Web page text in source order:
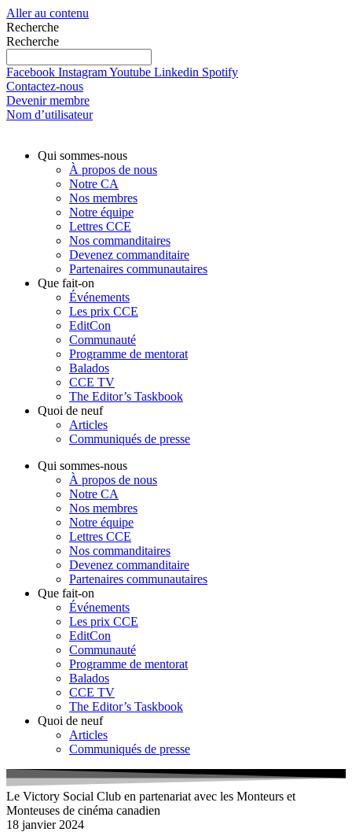
Aller au contenu
Recherche
Recherche
Facebook InstagramYoutube Linkedin Spotify
Contactez-nous
Devenir membre
Nom d’utilisateur
Qui sommes-nous
À propos de nous
Notre CA
Nos membres
Notre équipe
Lettres CCE
Nos commanditaires
Devenez commanditaire
Partenaires communautaires
Que fait-on
Événements
Les prix CCE
EditCon
Communauté
Programme de mentorat
Balados
CCE TV
The Editor’s Taskbook
Quoi de neuf
Articles
Communiqués de presse
Qui sommes-nous
À propos de nous
Notre CA
Nos membres
Notre équipe
Lettres CCE
Nos commanditaires
Devenez commanditaire
Partenaires communautaires
Que fait-on
Événements
Les prix CCE
EditCon
Communauté
Programme de mentorat
Balados
CCE TV
The Editor’s Taskbook
Quoi de neuf
Articles
Communiqués de presse
Le Victory Social Club en partenariat avec les Monteurs et
Monteuses de cinéma canadien
18 janvier 2024